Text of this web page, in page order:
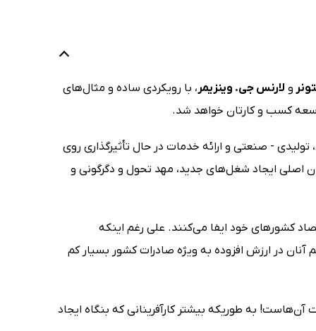
و لارنس جی. وینزیمر، با رویکردی ساده و مثال‌های
کسب و کارتان خواهد شد.
- صنعتی و ارائه خدمات در حال تأثیرگذاری روی
اصلی ایجاد شغل‌های جدید، مهد تحول و دگرگونی و
کشورهای خود ایفا می‌کنند. علی رغم اینکه
دارند اما سهم آنان در ارزش افزوده به ویژه صادرات کشور بسیار کم
به طوریکه بیشتر کارآفرینانی که بنگاه ایجاد